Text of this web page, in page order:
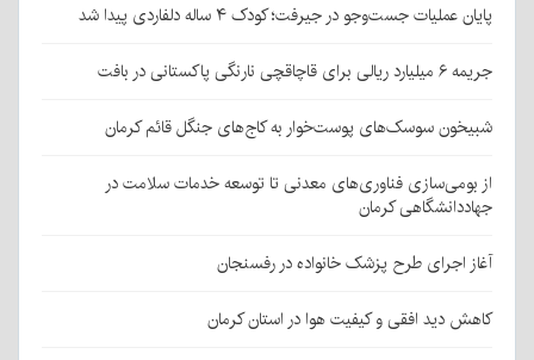
پایان عملیات جست‌وجو در جیرفت؛ کودک ۴ ساله دلفاردی پیدا شد
جریمه ۶ میلیارد ریالی برای قاچاقچی نارنگی پاکستانی در بافت
شبیخون سوسک‌های پوست‌خوار به کاج‌های جنگل قائم کرمان
از بومی‌سازی فناوری‌های معدنی تا توسعه خدمات سلامت در
جهاددانشگاهی کرمان
آغاز اجرای طرح پزشک خانواده در رفسنجان
کاهش دید افقی و کیفیت هوا در استان کرمان